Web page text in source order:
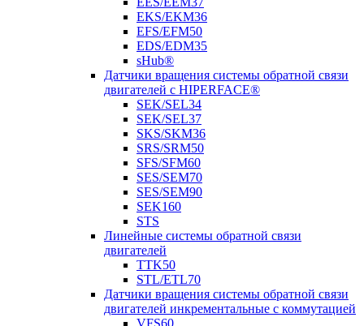
EKS/EKM36
EFS/EFM50
EDS/EDM35
sHub®
Датчики вращения системы обратной связи
двигателей с HIPERFACE®
SEK/SEL34
SEK/SEL37
SKS/SKM36
SRS/SRM50
SFS/SFM60
SES/SEM70
SES/SEM90
SEK160
STS
Линейные системы обратной связи
двигателей
TTK50
STL/ETL70
Датчики вращения системы обратной связи
двигателей инкрементальные с коммутацией
VFS60